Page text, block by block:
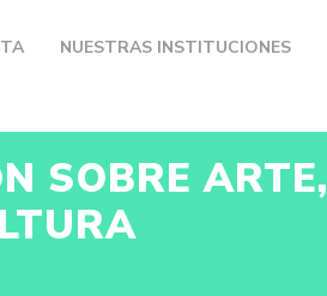
NUESTRAS INSTITUCIONES
SOBRE ARTE,